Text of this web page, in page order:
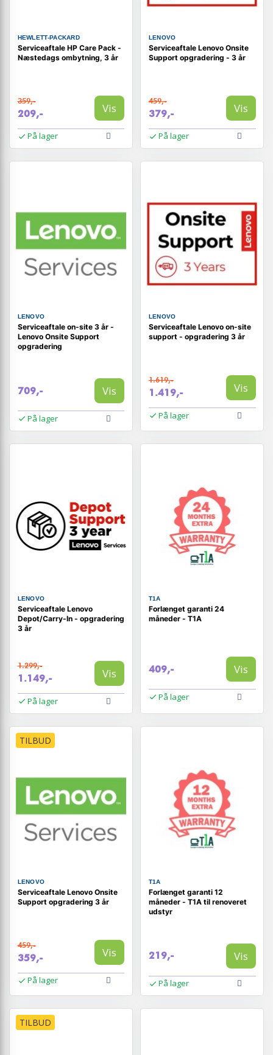
HEWLETT-PACKARD
Serviceaftale HP Care Pack -
Næstedags ombytning, 3 år
359,-
209,- Vis
På lager
LENOVO
Serviceaftale Lenovo Onsite
Support opgradering - 3 år
459,-
379,- Vis
På lager
LENOVO
Serviceaftale on-site 3 år -
Lenovo Onsite Support
opgradering
709,- Vis
På lager
LENOVO
Serviceaftale Lenovo on-site
support - opgradering 3 år
1.619,-
1.419,- Vis
På lager
LENOVO
Serviceaftale Lenovo
Depot/Carry-In - opgradering
3 år
1.299,-
1.149,- Vis
På lager
T1A
Forlænget garanti 24
måneder - T1A
409,- Vis
På lager
TILBUD
LENOVO
Serviceaftale Lenovo Onsite
Support opgradering 3 år
459,-
359,- Vis
På lager
T1A
Forlænget garanti 12
måneder - T1A til renoveret
udstyr
219,- Vis
På lager
TILBUD